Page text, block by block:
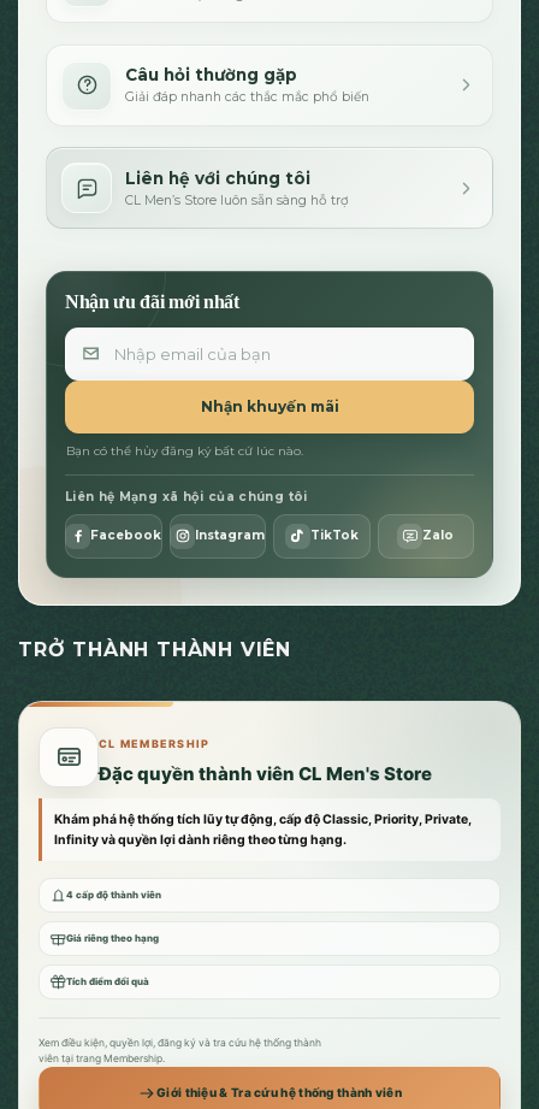
Câu hỏi thường gặp
Giải đáp nhanh các thắc mắc phổ biến
Liên hệ với chúng tôi
CL Men’s Store luôn sẵn sàng hỗ trợ
Nhận ưu đãi mới nhất
Email
Nhận khuyến mãi
Bạn có thể hủy đăng ký bất cứ lúc nào.
Liên hệ Mạng xã hội của chúng tôi
Facebook Instagram TikTok Zalo
TRỞ THÀNH THÀNH VIÊN
CL MEMBERSHIP
Đặc quyền thành viên CL Men's Store
Khám phá hệ thống tích lũy tự động, cấp độ Classic, Priority, Private,
Infinity và quyền lợi dành riêng theo từng hạng.
4 cấp độ thành viên
Giá riêng theo hạng
Tích điểm đổi quà
Xem điều kiện, quyền lợi, đăng ký và tra cứu hệ thống thành
viên tại trang Membership.
Giới thiệu & Tra cứu hệ thống thành viên